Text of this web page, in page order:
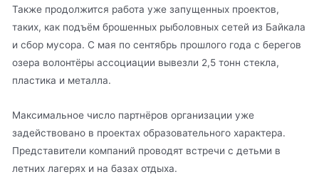
Также продолжится работа уже запущенных проектов,
таких, как подъём брошенных рыболовных сетей из Байкала
и сбор мусора. С мая по сентябрь прошлого года с берегов
озера волонтёры ассоциации вывезли 2,5 тонн стекла,
пластика и металла.
Максимальное число партнёров организации уже
задействовано в проектах образовательного характера.
Представители компаний проводят встречи с детьми в
летних лагерях и на базах отдыха.